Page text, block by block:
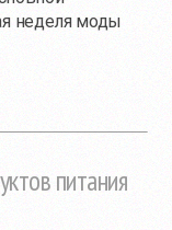
неделя моды
питания